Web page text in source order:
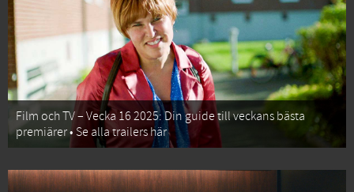
Film och TV – Vecka 16 2025: Din guide till veckans bästa
premiärer • Se alla trailers här